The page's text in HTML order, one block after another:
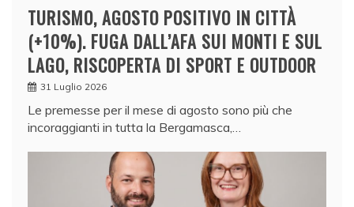
TURISMO, AGOSTO POSITIVO IN CITTÀ
(+10%). FUGA DALL’AFA SUI MONTI E SUL
LAGO, RISCOPERTA DI SPORT E OUTDOOR
31 Luglio 2026
Le premesse per il mese di agosto sono più che
incoraggianti in tutta la Bergamasca,…